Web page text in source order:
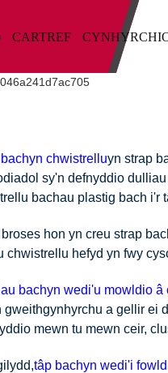
CARTREF
chwistrelluyn strap
sy'n defnyddio
bachau plastig bach i'r
broses hon yn creu strap
chwistrellu hefyd yn fwy
bachyn wedi'u mowldio â
gweithgynhyrchu a gellir ei
mewn tu mewn ceir,
tâp bachyn wedi'i